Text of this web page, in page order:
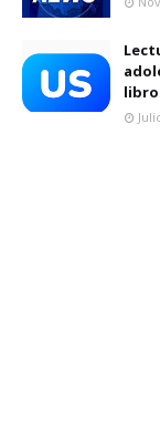
libro